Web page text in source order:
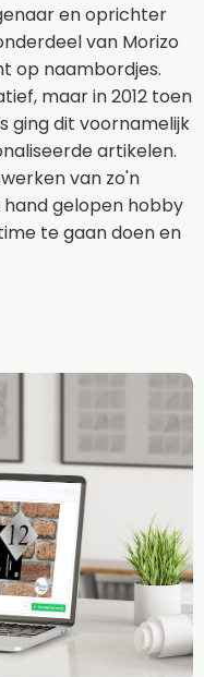
en oprichter
van Morizo
op naambordjes.
maar in 2012 toen
ging dit voornamelijk
artikelen.
van zo'n
hand gelopen hobby
te gaan doen en